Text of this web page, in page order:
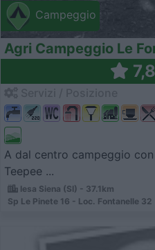
Campeggio
Agri Campeggio Le
7,8
A dal centro campeggio
Teepee ...
Iesa Siena (SI) - 37.1km
Sp Le Pinete 16 - Loc. Fontanelle 32